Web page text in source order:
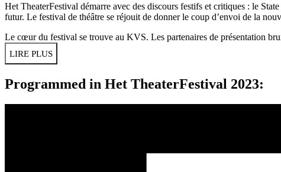
Het TheaterFestival démarre avec des discours festifs et critiques : le
futur. Le festival de théâtre se réjouit de donner le coup d’envoi de la
Le cœur du festival se trouve au KVS. Les partenaires de présentation
LIRE PLUS
Programmed in Het TheaterFestival 2023: